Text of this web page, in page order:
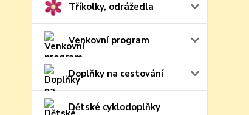
Tříkolky, odrážedla
Venkovní program
Doplňky na cestování
Dětské cyklodoplňky